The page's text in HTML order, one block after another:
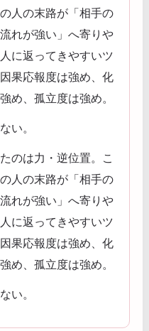
人の末路が「相手の
れが強い」へ寄りや
に返ってきやすいツ
果応報度は強め、化
め、孤立度は強め。
い。
のは力・逆位置。こ
人の末路が「相手の
れが強い」へ寄りや
に返ってきやすいツ
果応報度は強め、化
め、孤立度は強め。
い。